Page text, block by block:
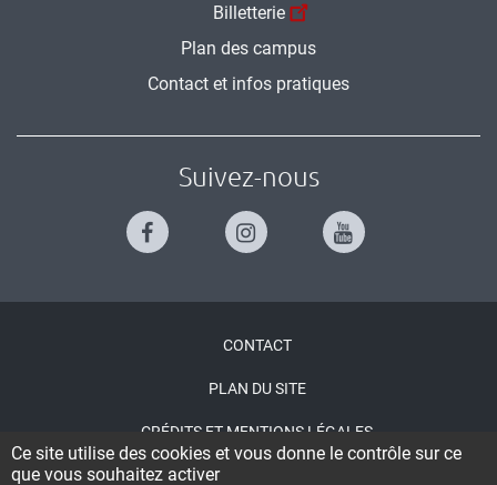
Ce site utilise des cookies et vous donne le contrôle sur ce
que vous souhaitez activer
Billetterie
Plan des campus
Contact et infos pratiques
Suivez-nous
page
CONTACT
PLAN DU SITE
CRÉDITS ET MENTIONS LÉGALES
ACCESSIBILITÉ : NON CONFORME